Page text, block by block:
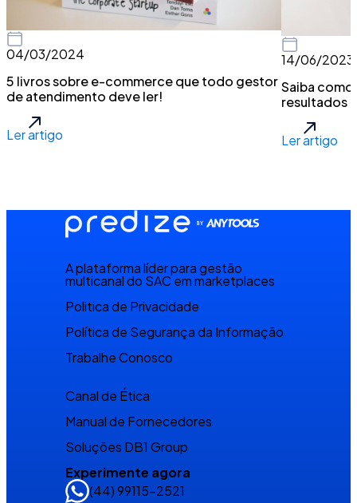
04/03/2024
5 livros sobre e-commerce que todo gestor
de atendimento deve ler!
Ler artigo
14/06/2023
Saiba
resultados
Ler artigo
A plataforma líder para gestão
multicanal do SAC em marketplaces
Politica de Privacidade
Política de Segurança da Informação
Trabalhe Conosco
Canal de Ética
Manual de Fornecedores
Soluções DB1 Group
Experimente agora
(44) 99115-2521